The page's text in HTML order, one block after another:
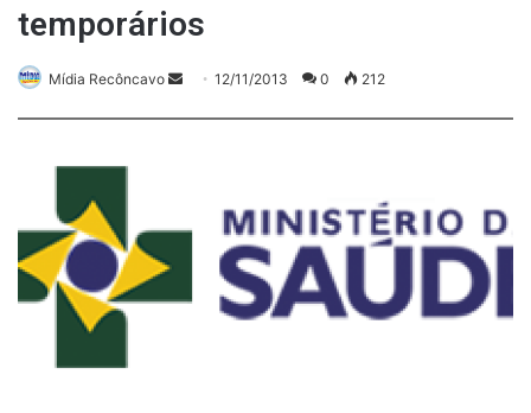
temporários
Mídia Recôncavo
Mande12/11/2013 0 212